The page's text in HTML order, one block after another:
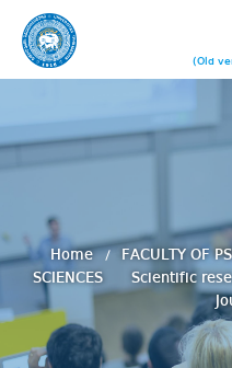
(Old
Home
FACULTY OF
SCIENCES
Scientific